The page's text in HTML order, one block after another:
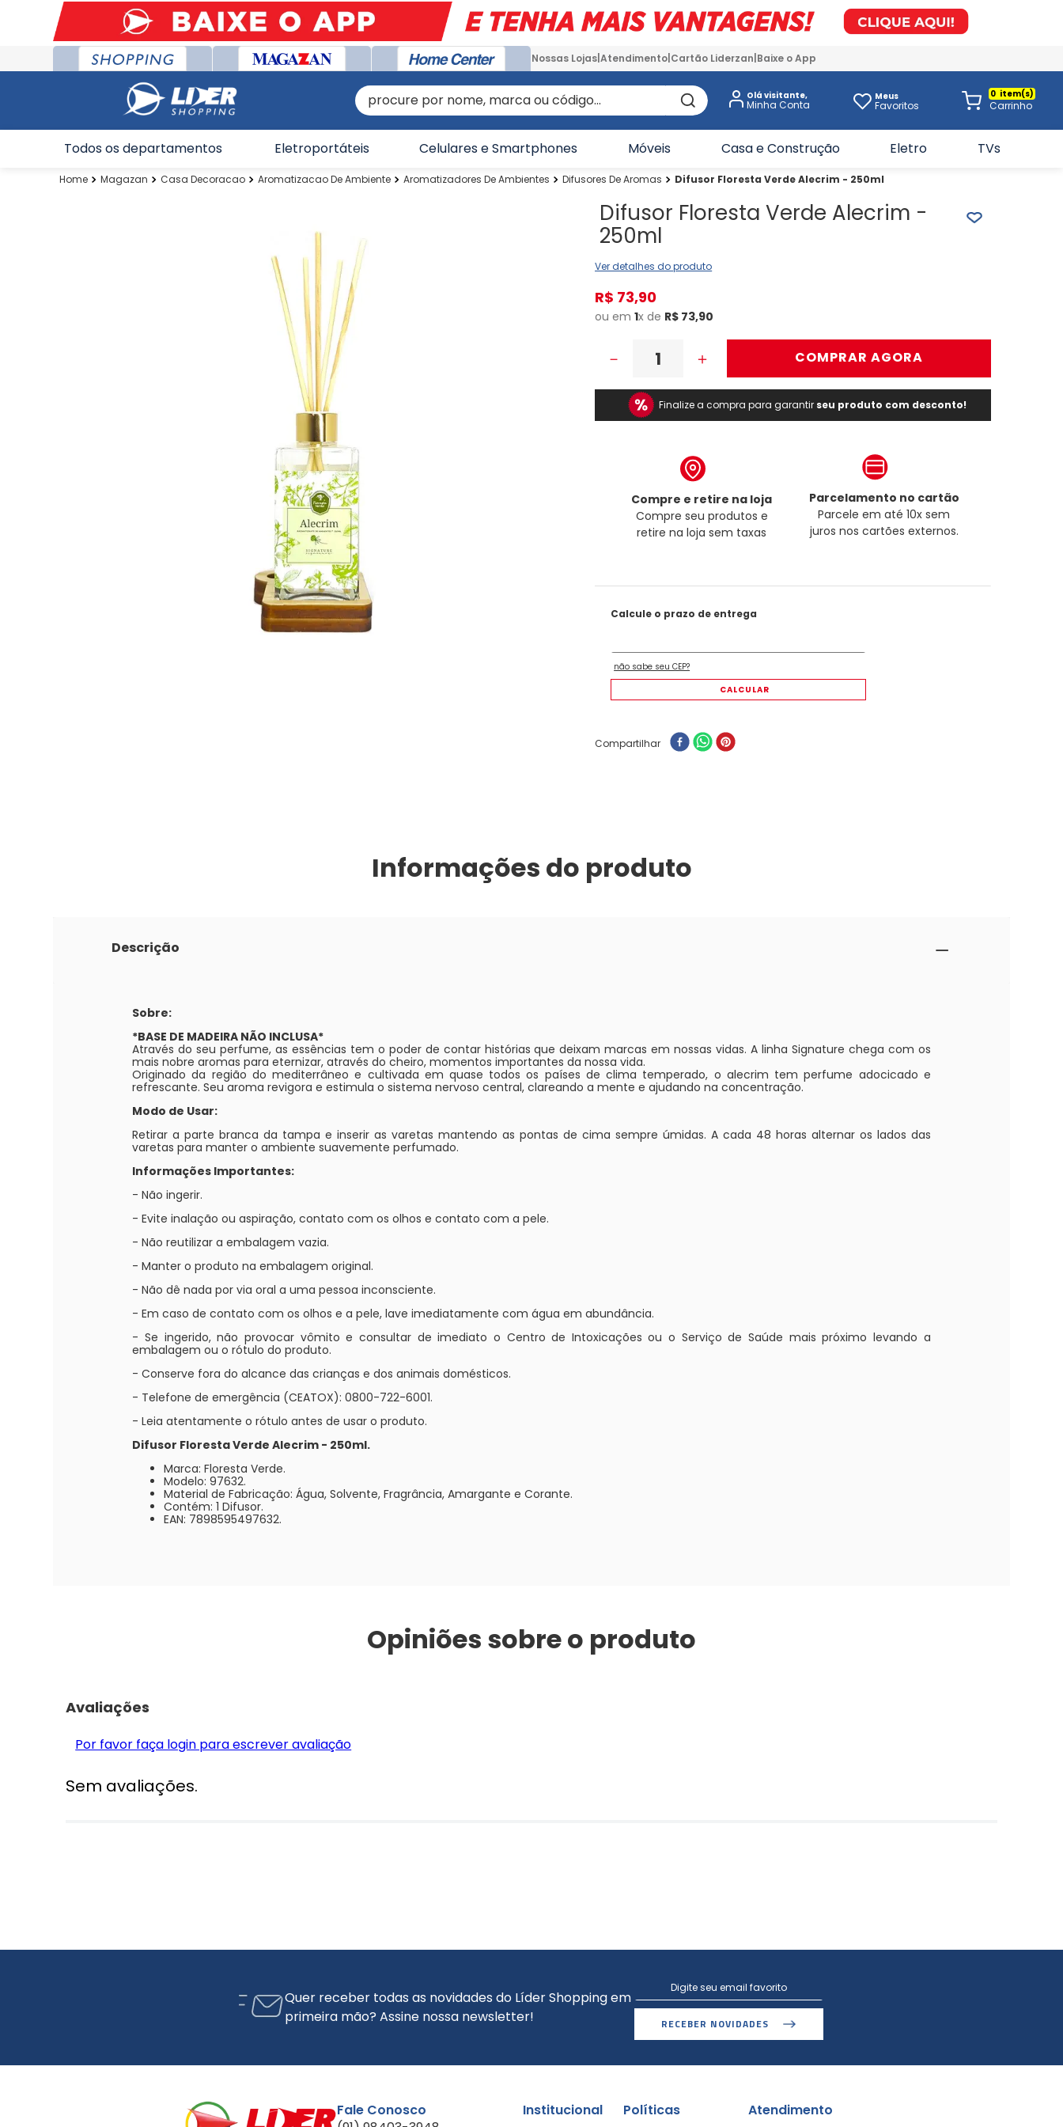
Nossas Lojas Atendimento Cartão Liderzan Baixe o App
procure por nome, marca ou código... Olá visitante, Meus
Favoritos
0
Todos os departamentos Eletroportáteis Celulares e Smartphones Móveis Casa e Construção Eletro TVs
Magazan Casa Decoracao Aromatizacao De Ambiente Aromatizadores De Ambientes Difusores De Aromas Difusor Floresta Verde Alecrim - 250ml
Difusor Floresta Verde Alecrim -
250ml
Ver detalhes do produto
R$ 73,90
ou em1x de R$ 73,90
＋
－ COMPRAR AGORA
Finalize a compra para garantir seu produto com desconto!
Compre e retire na loja
Compre seu produtos e
retire na loja sem taxas
Parcelamento no cartão
Parcele em até 10x sem
juros nos cartões externos.
Compartilhar
Informações do produto
Descrição
Sobre:
*BASE DE MADEIRA NÃO INCLUSA*
Através do seu perfume, as essências tem o poder de contar histórias que deixam marcas em nossas vidas. A linha Signature chega com os
mais nobre aromas para eternizar, através do cheiro, momentos importantes da nossa vida.
Originado da região do mediterrâneo e cultivada em quase todos os países de clima temperado, o alecrim tem perfume adocicado e
refrescante. Seu aroma revigora e estimula o sistema nervoso central, clareando a mente e ajudando na concentração.
Modo de Usar:
Retirar a parte branca da tampa e inserir as varetas mantendo as pontas de cima sempre úmidas. A cada 48 horas alternar os lados das
varetas para manter o ambiente suavemente perfumado.
Informações Importantes:
- Não ingerir.
- Evite inalação ou aspiração, contato com os olhos e contato com a pele.
- Não reutilizar a embalagem vazia.
- Manter o produto na embalagem original.
- Não dê nada por via oral a uma pessoa inconsciente.
- Em caso de contato com os olhos e a pele, lave imediatamente com água em abundância.
- Se ingerido, não provocar vômito e consultar de imediato o Centro de Intoxicações ou o Serviço de Saúde mais próximo levando a
embalagem ou o rótulo do produto.
- Conserve fora do alcance das crianças e dos animais domésticos.
- Telefone de emergência (CEATOX): 0800-722-6001.
- Leia atentamente o rótulo antes de usar o produto.
Difusor Floresta Verde Alecrim - 250ml.
Marca: Floresta Verde.
Modelo: 97632.
Material de Fabricação: Água, Solvente, Fragrância, Amargante e Corante.
Contém: 1 Difusor.
EAN: 7898595497632.
Opiniões sobre o produto
Avaliações
Por favor faça login para escrever avaliação
Sem avaliações.
Quer receber todas as novidades do Líder Shopping em
primeira mão? Assine nossa newsletter!
RECEBER NOVIDADES
Fale Conosco
Institucional Políticas Atendimento